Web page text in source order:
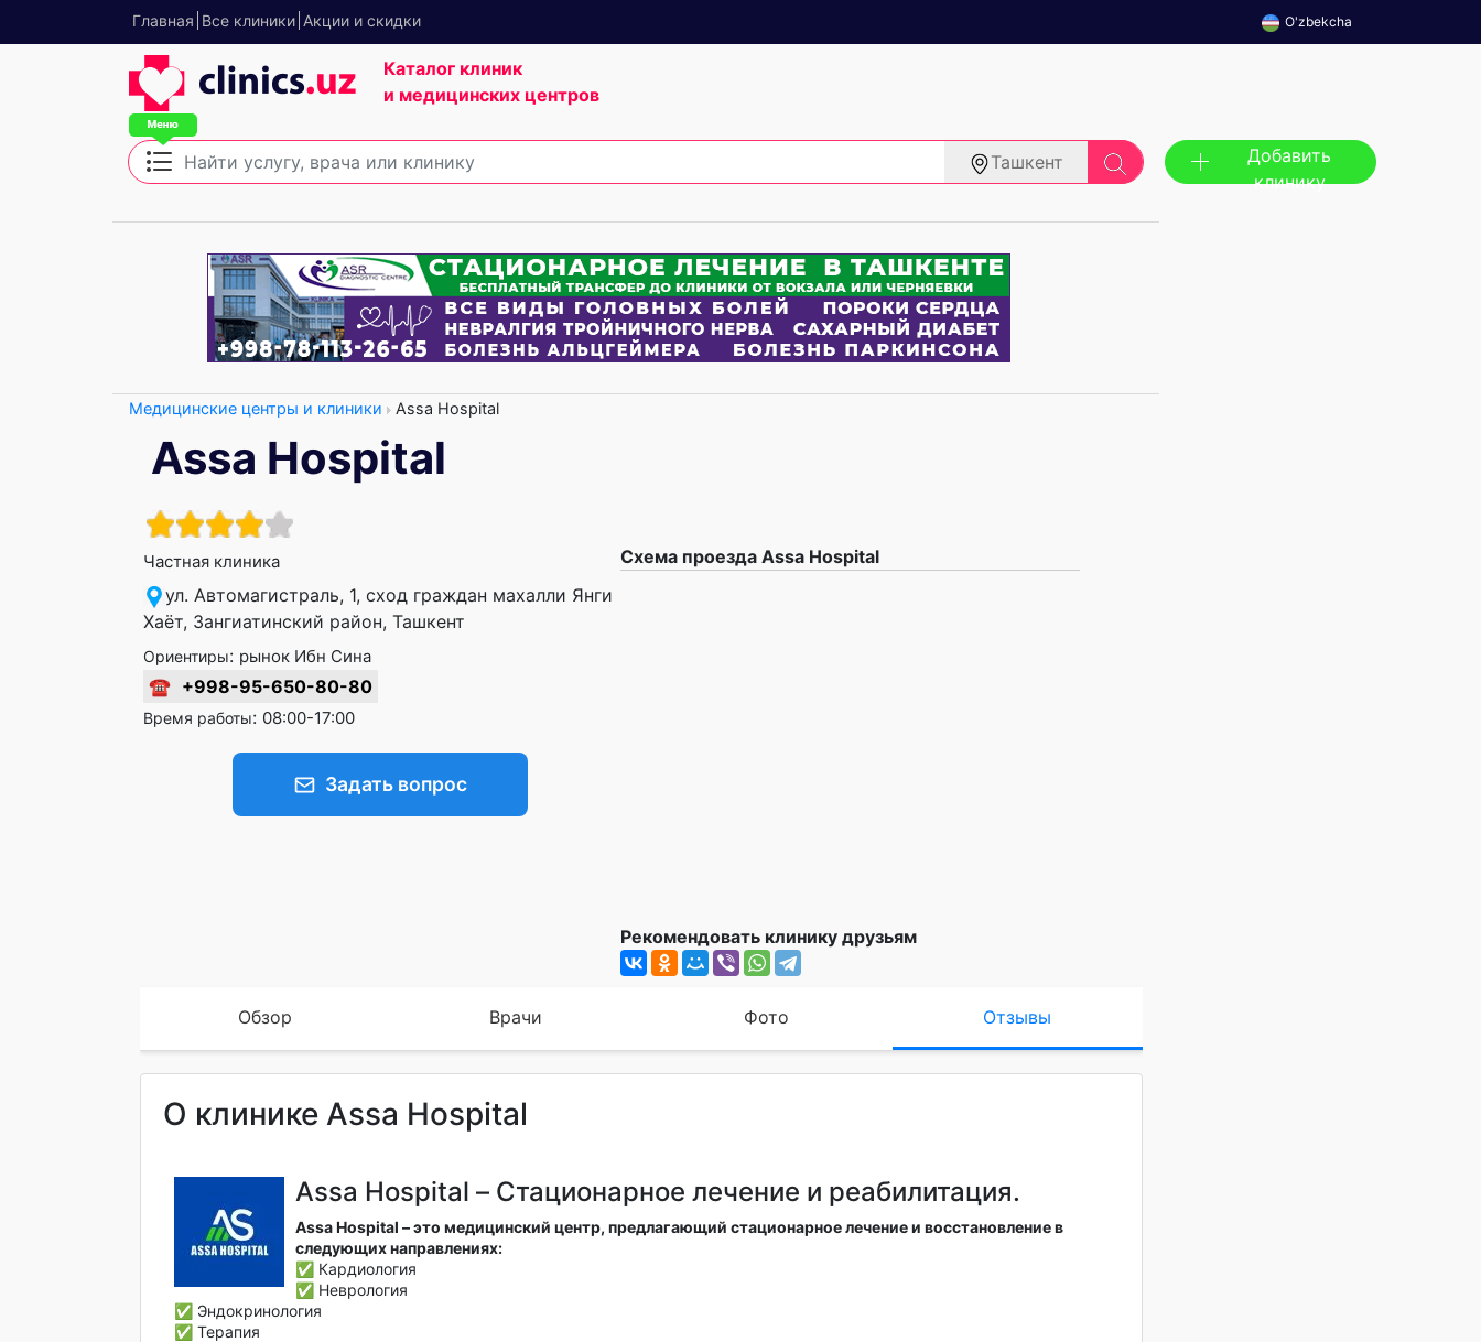
Главная Все клиники Акции и скидки O'zbekcha
Каталог клиник
и медицинских центров
Ташкент
Добавить
клинику
Медицинские центры и клиники Assa Hospital
Assa Hospital
Частная клиника
ул. Автомагистраль, 1, сход граждан махалли Янги
Хаёт, Зангиатинский район, Ташкент
Ориентиры: рынок Ибн Сина
☎ +998-95-650-80-80
Время работы: 08:00-17:00
Задать вопрос
Схема проезда Assa Hospital
Рекомендовать клинику друзьям
Обзор Врачи Фото Отзывы
О клинике Assa Hospital
Assa Hospital – Стационарное лечение и реабилитация.
Assa Hospital – это медицинский центр, предлагающий стационарное лечение и восстановление в
следующих направлениях:
✅ Кардиология
✅ Неврология
✅ Эндокринология
✅ Терапия